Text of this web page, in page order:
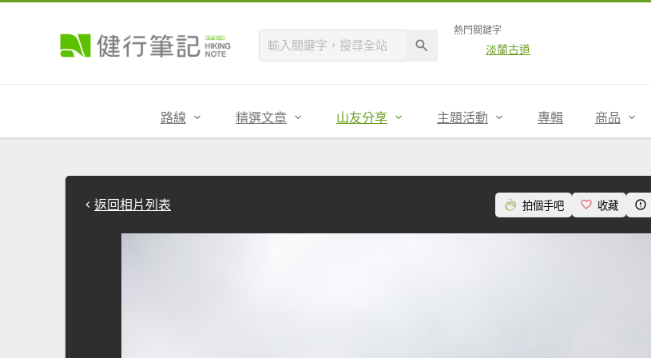
熱門關鍵字
淡蘭古道
路線 精選文章 山友分享 主題活動 專輯 商品
返回相片列表 拍個手吧 收藏